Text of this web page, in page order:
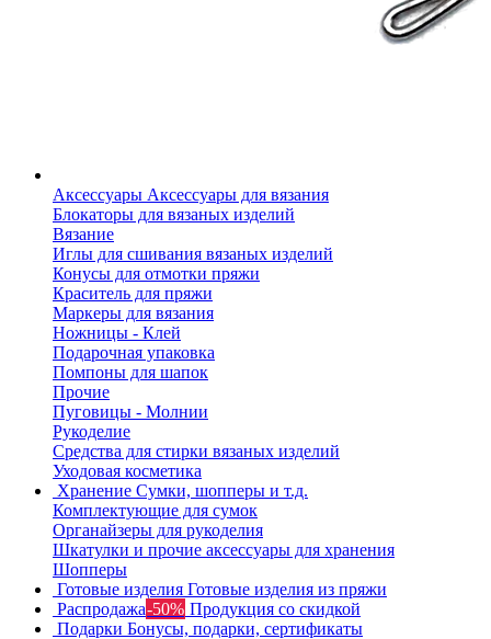
Аксессуары Аксессуары для вязания
Блокаторы для вязаных изделий
Вязание
Иглы для сшивания вязаных изделий
Конусы для отмотки пряжи
Краситель для пряжи
Маркеры для вязания
Ножницы - Клей
Подарочная упаковка
Помпоны для шапок
Прочие
Пуговицы - Молнии
Рукоделие
Средства для стирки вязаных изделий
Уходовая косметика
Хранение Сумки, шопперы и т.д.
Комплектующие для сумок
Органайзеры для рукоделия
Шкатулки и прочие аксессуары для хранения
Шопперы
Готовые изделия Готовые изделия из пряжи
Распродажа-50% Продукция со скидкой
Подарки Бонусы, подарки, сертификаты